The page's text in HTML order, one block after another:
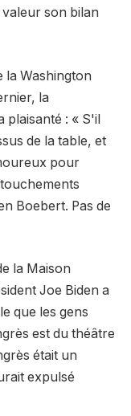
son bilan
la Washington
la
plaisanté : « S'il
de la table, et
pour
Boebert. Pas de
la Maison
Joe Biden a
que les gens
est du théâtre
était un
expulsé